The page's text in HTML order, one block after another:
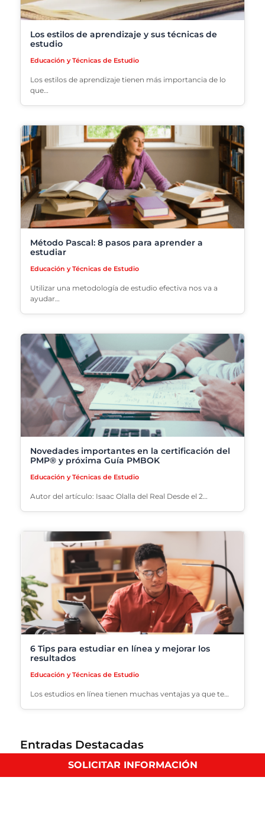
Los estilos de aprendizaje y sus técnicas de
estudio
Educación y Técnicas de Estudio
Los estilos de aprendizaje tienen más importancia de lo
que…
Método Pascal: 8 pasos para aprender a
estudiar
Educación y Técnicas de Estudio
Utilizar una metodología de estudio efectiva nos va a
ayudar…
Novedades importantes en la certificación del
PMP® y próxima Guía PMBOK
Educación y Técnicas de Estudio
Autor del artículo: Isaac Olalla del Real Desde el 2…
6 Tips para estudiar en línea y mejorar los
resultados
Educación y Técnicas de Estudio
Los estudios en línea tienen muchas ventajas ya que te…
Entradas Destacadas
SOLICITAR INFORMACIÓN